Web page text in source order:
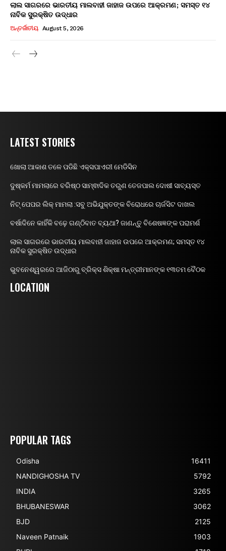
ଲାଲ ସାଗରରେ ଭାରତୀୟ ମାଲବାହୀ ଜାହାଜ ଉପରେ ଆକ୍ରମଣ; ସମସ୍ତ ୧୪
ନାବିକ ସୁରକ୍ଷିତ ଉଦ୍ଧାର
ଅନ୍ତର୍ଜାତୀୟ August 5, 2026
LATEST STORIES
ଖୋଲା ଆକାଶ ତଳେ ପଡିଛି ଏକ୍ସପାଏରୀ ମେଡିସିନ
ଦୁଷ୍କର୍ମ ମାମଲାରେ ବରିଷ୍ଠ ସାମ୍ଵାଦିକ ତରୁଣ ତେଜପାଲ ଦୋଷୀ ସାବ୍ୟସ୍ତ
ନିଟ୍ ପେପର ଲିକ୍ ମାମଲା :ସବୁ ଅଭିଯୁକ୍ତଙ୍କ ବିରୋଧରେ ଚାର୍ଜସିଟ ଦାଖଲ
ବର୍ଷାଦିନେ କାହିଁକି ବଢ଼େ ଗଣ୍ଠିବାତ ବ୍ୟଥା? ଜାଣନ୍ତୁ ବିଶେଷଜ୍ଞଙ୍କ ପରାମର୍ଶ
ଲାଲ ସାଗରରେ ଭାରତୀୟ ମାଲବାହୀ ଜାହାଜ ଉପରେ ଆକ୍ରମଣ; ସମସ୍ତ ୧୪
ନାବିକ ସୁରକ୍ଷିତ ଉଦ୍ଧାର
ଭୁବନେଶ୍ୱରରେ ଆଜିଠାରୁ ବ୍ରିକ୍ସ ଶିକ୍ଷା ମନ୍ତ୍ରୀମାନଙ୍କ ୧୩ତମ ବୈଠକ
LOCATION
POPULAR TAGS
Odisha
16411
NANDIGHOSHA TV
5792
INDIA
3265
BHUBANESWAR
3062
BJD
2125
Naveen Patnaik
1903